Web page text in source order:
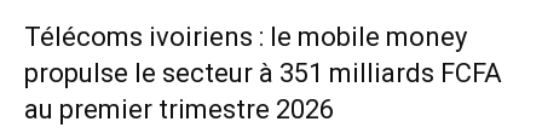
Télécoms ivoiriens : le mobile money
propulse le secteur à 351 milliards FCFA
au premier trimestre 2026